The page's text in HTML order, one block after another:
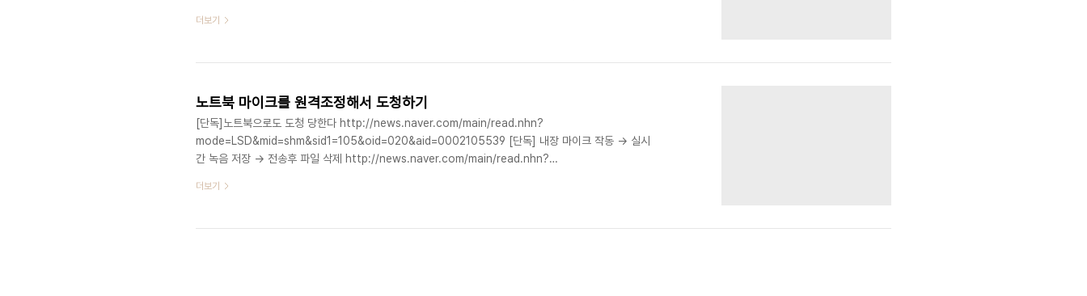
는 방법이 문제다. 특수 제작된 키보드를 꽂으면 컴맨드 프롬프트 상에서 자동으로 컴파일러를 만들고 그
서는 전자파도 나온다고 한다. 모니터, 프린터, 본체 등의 전자파를 감지해서 자료를 읽는 ..
더보기
노트북 마이크를 원격조정해서 도청하기
[단독]노트북으로도 도청 당한다 http://news.naver.com/main/read.nhn?
mode=LSD&mid=shm&sid1=105&oid=020&aid=0002105539 [단독] 내장 마이크 작동 → 실시
간 녹음 저장 → 전송후 파일 삭제 http://news.naver.com/main/read.nhn?
http://news.naver.com/main/read.nhn?
못해 http://news.naver.com/main/read.nhn?mode=LSD&m..
더보기